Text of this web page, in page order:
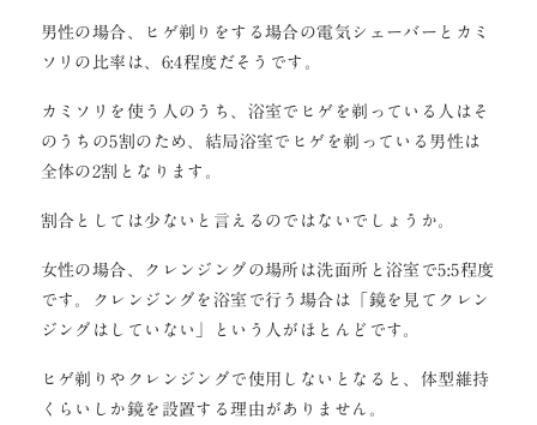
男性の場合、ヒゲ剃りをする場合の電気シェーバーとカミ
ソリの比率は、6:4程度だそうです。
カミソリを使う人のうち、浴室でヒゲを剃っている人はそ
のうちの5割のため、結局浴室でヒゲを剃っている男性は
全体の2割となります。
割合としては少ないと言えるのではないでしょうか。
女性の場合、クレンジングの場所は洗面所と浴室で5:5程度
です。クレンジングを浴室で行う場合は「鏡を見てクレン
ジングはしていない」という人がほとんどです。
ヒゲ剃りやクレンジングで使用しないとなると、体型維持
くらいしか鏡を設置する理由がありません。